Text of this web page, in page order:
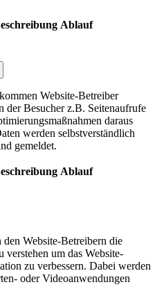
Ablauf
Website-Betreiber
der Besucher z.B. Seitenaufrufe
daraus
werden selbstverständlich
gemeldet.
Ablauf
Website-Betreibern die
verstehen um das Website-
zu verbessern. Dabei werden
oder Videoanwendungen